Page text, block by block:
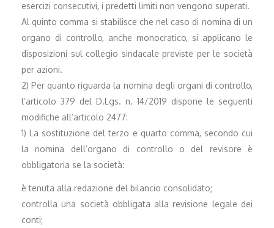
esercizi consecutivi, i predetti limiti non vengono superati.
Al quinto comma si stabilisce che nel caso di nomina di un
organo di controllo, anche monocratico, si applicano le
disposizioni sul collegio sindacale previste per le società
per azioni.
2) Per quanto riguarda la nomina degli organi di controllo,
l’articolo 379 del D.Lgs. n. 14/2019 dispone le seguenti
modifiche all’articolo 2477:
1) La sostituzione del terzo e quarto comma, secondo cui
la nomina dell’organo di controllo o del revisore è
obbligatoria se la società:
è tenuta alla redazione del bilancio consolidato;
controlla una società obbligata alla revisione legale dei
conti;